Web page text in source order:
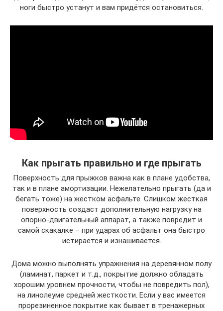
ноги быстро устанут и вам придётся остановиться.
Как прыгать правильно и где прыгать
Поверхность для прыжков важна как в плане удобства,
так и в плане амортизации. Нежелательно прыгать (да и
бегать тоже) на жестком асфальте. Слишком жесткая
поверхность создаст дополнительную нагрузку на
опорно-двигательный аппарат, а также повредит и
самой скакалке – при ударах об асфальт она быстро
истирается и изнашивается.
Дома можно выполнять упражнения на деревянном полу
(ламинат, паркет и т.д., покрытие должно обладать
хорошим уровнем прочности, чтобы не повредить пол),
на линолеуме средней жесткости. Если у вас имеется
прорезиненное покрытие как бывает в тренажерных